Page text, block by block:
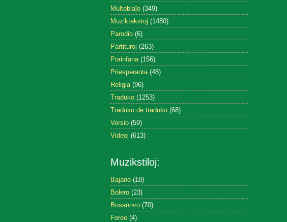
Multoblaĵo (349)
Muziktekstoj (1480)
Parodio (6)
Partituroj (263)
Porinfana (156)
Priesperanta (48)
Religia (96)
Traduko (1253)
Traduko de traduko (68)
Versio (59)
Videoj (613)
Muzikstiloj:
Bajano (18)
Bolero (23)
Bosanovo (70)
Foroo (4)